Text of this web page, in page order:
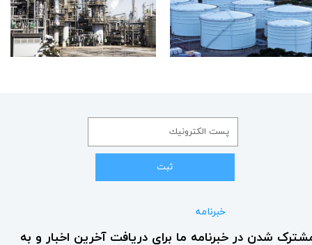
شدن در خبرنامه ما برای دریافت آخرین اخبار و به
خبرنامه
ثبت